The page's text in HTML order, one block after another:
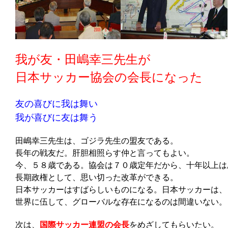
我が友・田嶋幸三先生が
日本サッカー協会の会長になった
友の喜びに我は舞い
我が喜びに友は舞う
田嶋幸三先生は、ゴジラ先生の盟友である。
長年の戦友だ。肝胆相照らす仲と言ってもよい。
今、５８歳である。協会は７０歳定年だから、十年以上
長期政権として、思い切った改革ができる。
日本サッカーはすばらしいものになる。日本サッカーは、
世界に伍して、グローバルな存在になるのは間違いない。
次は、 国際サッカー連盟の会長をめざしてもらいたい。